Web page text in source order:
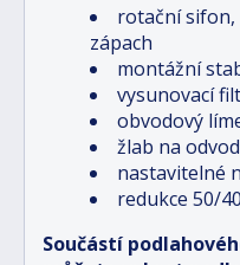
rotační
zápach
montážní
vysunovací
obvodový
žlab na
nastavitelné
redukce 50/
Součástí